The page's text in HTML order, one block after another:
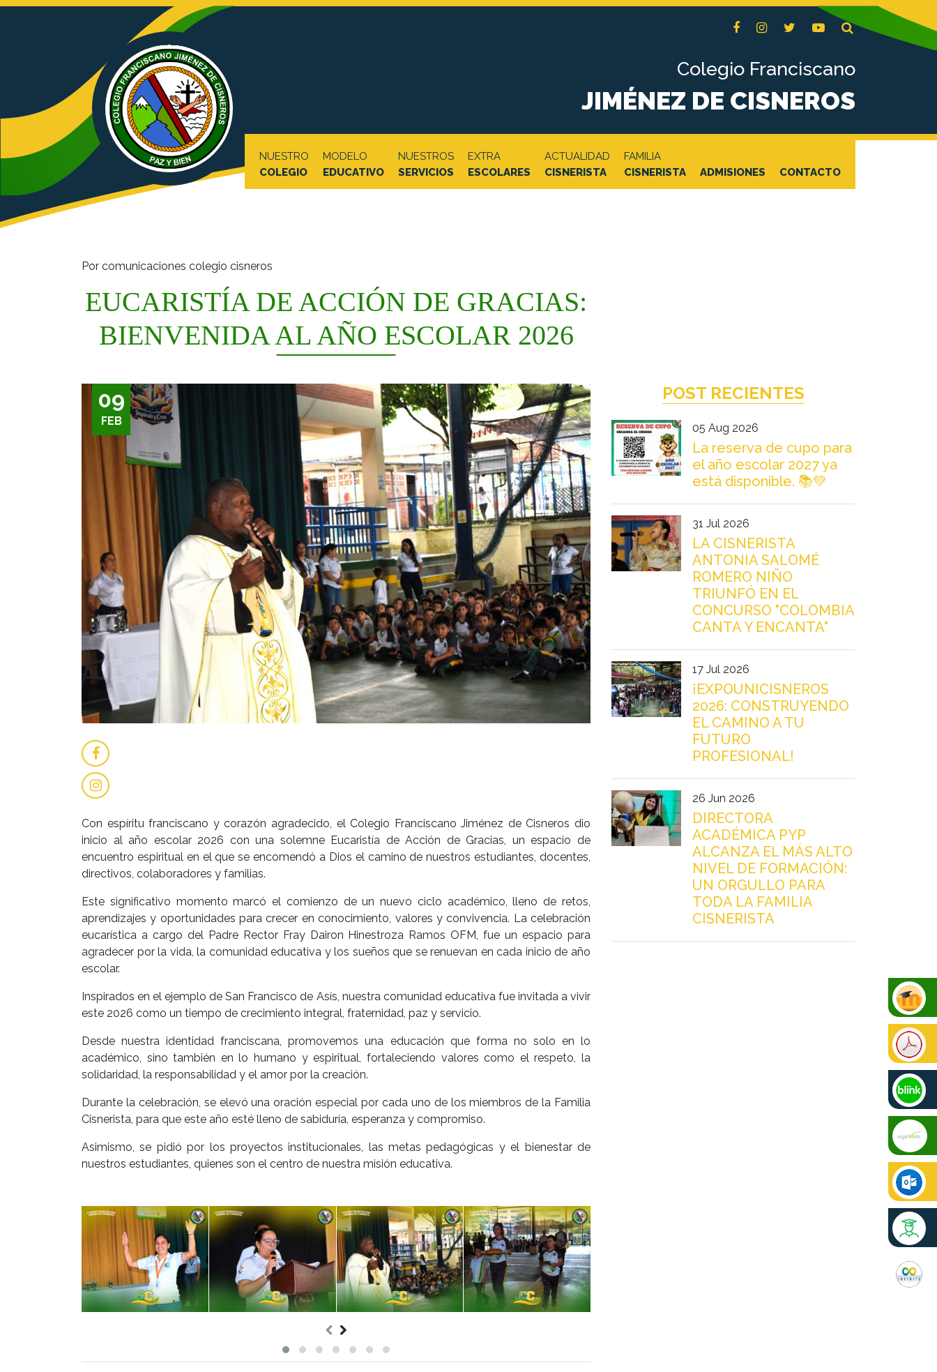
Colegio Franciscano
JIMÉNEZ DE CISNEROS
NUESTRO
COLEGIO
MODELO
EDUCATIVO
NUESTROS
SERVICIOS
EXTRA
ESCOLARES
ACTUALIDAD
CISNERISTA
FAMILIA
CISNERISTA
ADMISIONES CONTACTO
Por comunicaciones colegio cisneros
EUCARISTÍA DE ACCIÓN DE GRACIAS:
BIENVENIDA AL AÑO ESCOLAR 2026
09
FEB
Con espíritu franciscano y corazón agradecido, el Colegio Franciscano Jiménez de Cisneros dio
inicio al año escolar 2026 con una solemne Eucaristía de Acción de Gracias, un espacio de
encuentro espiritual en el que se encomendó a Dios el camino de nuestros estudiantes, docentes,
directivos, colaboradores y familias.
Este significativo momento marcó el comienzo de un nuevo ciclo académico, lleno de retos,
aprendizajes y oportunidades para crecer en conocimiento, valores y convivencia. La celebración
eucarística a cargo del Padre Rector Fray Dairon Hinestroza Ramos OFM, fue un espacio para
agradecer por la vida, la comunidad educativa y los sueños que se renuevan en cada inicio de año
escolar.
Inspirados en el ejemplo de San Francisco de Asís, nuestra comunidad educativa fue invitada a vivir
este 2026 como un tiempo de crecimiento integral, fraternidad, paz y servicio.
Desde nuestra identidad franciscana, promovemos una educación que forma no solo en lo
académico, sino también en lo humano y espiritual, fortaleciendo valores como el respeto, la
solidaridad, la responsabilidad y el amor por la creación.
Durante la celebración, se elevó una oración especial por cada uno de los miembros de la Familia
Cisnerista, para que este año esté lleno de sabiduría, esperanza y compromiso.
Asimismo, se pidió por los proyectos institucionales, las metas pedagógicas y el bienestar de
nuestros estudiantes, quienes son el centro de nuestra misión educativa.
POST RECIENTES
05 Aug 2026
La reserva de cupo para
el año escolar 2027 ya
está disponible. 📚💚
31 Jul 2026
LA CISNERISTA
ANTONIA SALOMÉ
ROMERO NIÑO
TRIUNFÓ EN EL
CONCURSO "COLOMBIA
CANTA Y ENCANTA"
17 Jul 2026
¡EXPOUNICISNEROS
2026: CONSTRUYENDO
EL CAMINO A TU
FUTURO
PROFESIONAL!
26 Jun 2026
DIRECTORA
ACADÉMICA PYP
ALCANZA EL MÁS ALTO
NIVEL DE FORMACIÓN:
UN ORGULLO PARA
TODA LA FAMILIA
CISNERISTA